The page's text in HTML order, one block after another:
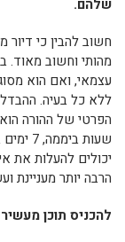
שלהם.
חשוב להבין כי דיור
מהותי וחשוב מאוד.
עצמאי, ואם הוא
ללא כל בעיה. ההבדל
שעות
יכולים להעלות את
הרבה יותר מעניינת
להכניס תוכן